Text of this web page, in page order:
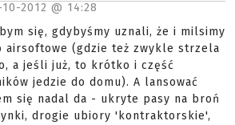
10-2012 @ 14:28
się, gdybyśmy uznali, że i milsimy
airsoftowe (gdzie też zwykle strzela
a jeśli już, to krótko i część
jedzie do domu). A lansować
się nadal da - ukryte pasy na broń
drogie ubiory 'kontraktorskie',